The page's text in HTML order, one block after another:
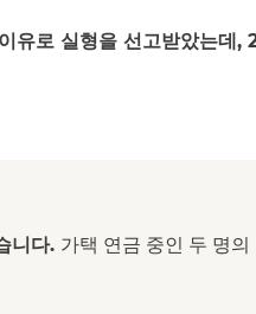
유로 실형을 선고받았는데,
니다. 가택 연금 중인 두 명의